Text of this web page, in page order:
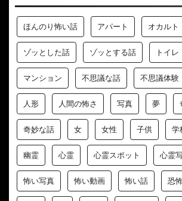
ほんのり怖い話 アパート オカルト
ゾッとした話 ゾッとする話 トイレ
マンション 不思議な話 不思議体験
人形 人間の怖さ 写真 夢
奇妙な話 女 女性 子供 学
幽霊 心霊 心霊スポット 心霊
怖い写真 怖い動画 怖い話 恐